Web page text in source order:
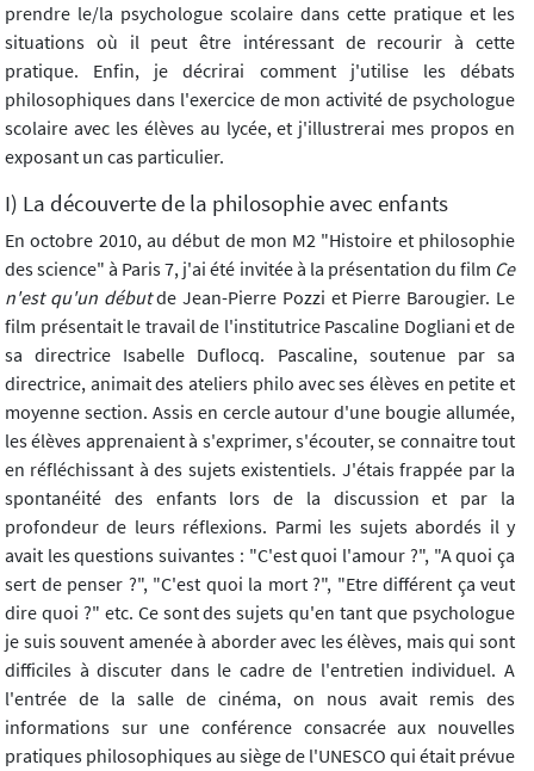
prendre le/la psychologue scolaire dans cette pratique et les
situations où il peut être intéressant de recourir à cette
pratique. Enfin, je décrirai comment j'utilise les débats
philosophiques dans l'exercice de mon activité de psychologue
scolaire avec les élèves au lycée, et j'illustrerai mes propos en
exposant un cas particulier.
I) La découverte de la philosophie avec enfants
En octobre 2010, au début de mon M2 "Histoire et philosophie
des science" à Paris 7, j'ai été invitée à la présentation du film Ce
n'est qu'un débutde Jean-Pierre Pozzi et Pierre Barougier. Le
film présentait le travail de l'institutrice Pascaline Dogliani et de
sa directrice Isabelle Duflocq. Pascaline, soutenue par sa
directrice, animait des ateliers philo avec ses élèves en petite et
moyenne section. Assis en cercle autour d'une bougie allumée,
les élèves apprenaient à s'exprimer, s'écouter, se connaitre tout
en réfléchissant à des sujets existentiels. J'étais frappée par la
spontanéité des enfants lors de la discussion et par la
profondeur de leurs réflexions. Parmi les sujets abordés il y
avait les questions suivantes : "C'est quoi l'amour ?", "A quoi ça
sert de penser ?", "C'est quoi la mort ?", "Etre différent ça veut
dire quoi ?" etc. Ce sont des sujets qu'en tant que psychologue
je suis souvent amenée à aborder avec les élèves, mais qui sont
difficiles à discuter dans le cadre de l'entretien individuel. A
l'entrée de la salle de cinéma, on nous avait remis des
informations sur une conférence consacrée aux nouvelles
pratiques philosophiques au siège de l'UNESCO qui était prévue